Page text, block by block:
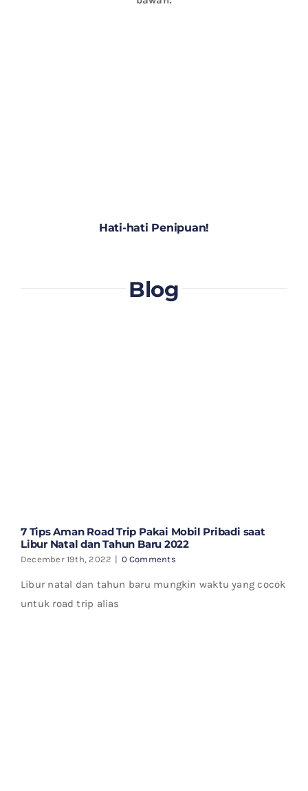
Hati-hati Penipuan!
Blog
7 Tips Aman Road Trip Pakai Mobil Pribadi saat
Libur Natal dan Tahun Baru 2022
December 19th, 2022 | 0 Comments
Libur natal dan tahun baru mungkin waktu yang cocok
untuk road trip alias